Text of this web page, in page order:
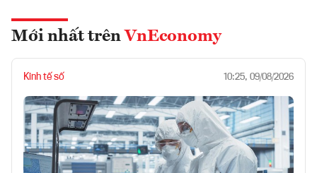
Mới nhất trên VnEconomy
Kinh tế số 10:25, 09/08/2026